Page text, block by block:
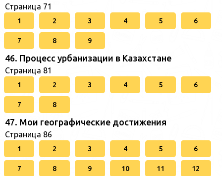
Страница 71
1 2 3 4 5 6
7 8 9
46. Процесс урбанизации в Казахстане
Страница 81
1 2 3 4 5 6
7 8
47. Мои географические достижения
Страница 86
1 2 3 4 5 6
7 8 9 10 11 12